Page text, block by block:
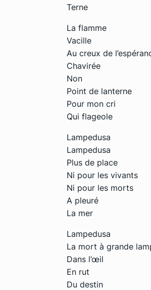
Terne
La flamme
Vacille
Au creux de
Chavirée
Non
Point de lanterne
Pour mon cri
Qui flageole
Lampedusa
Lampedusa
Plus de place
Ni pour les vivants
Ni pour les morts
A pleuré
La mer
Lampedusa
La mort à grande
Dans l’œil
En rut
Du destin